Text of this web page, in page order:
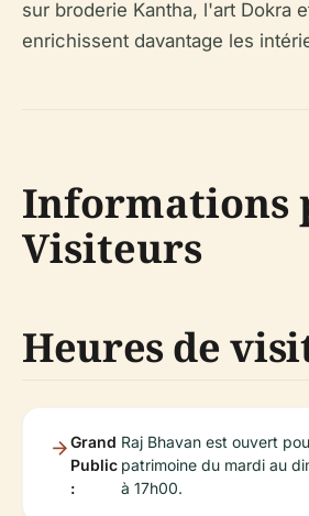
sur broderie Kantha, l'art Dokra
enrichissent davantage les
Informations
Visiteurs
Heures de
Grand
Public
:
Raj Bhavan est ouvert
patrimoine du mardi au
à 17h00.